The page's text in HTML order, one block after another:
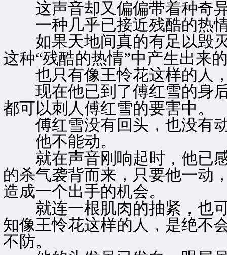
这声音却又偏偏带着种奇
一种几乎已接近残酷的热
如果天地间真的有足以毁灭
这种“残酷的热情”中产生出来
也只有像王怜花这样的人，
现在他已到了傅红雪的身后
都可以刺人傅红雪的要害中。
傅红雪没有回头，也没有
他不能动。
就在声音刚响起时，他已感
的杀气袭背而来，只要他一动
造成一个出手的机会。
就连一根肌肉的抽紧，也可
知像王怜花这样的人，是绝不
不防。